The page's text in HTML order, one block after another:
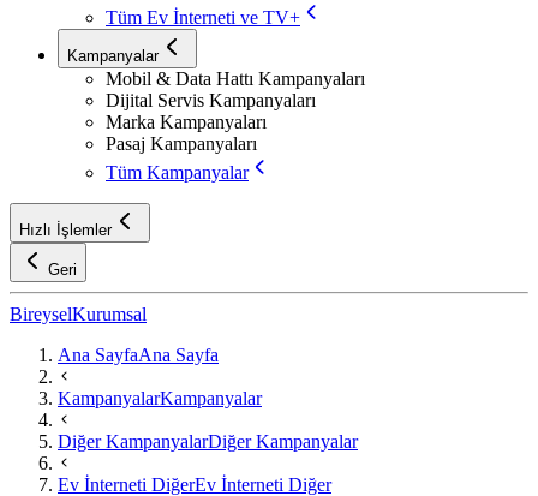
Tüm Ev İnterneti ve TV+
Kampanyalar
Mobil & Data Hattı Kampanyaları
Dijital Servis Kampanyaları
Marka Kampanyaları
Pasaj Kampanyaları
Tüm Kampanyalar
Hızlı İşlemler
Geri
BireyselKurumsal
Ana SayfaAna Sayfa
KampanyalarKampanyalar
Diğer KampanyalarDiğer Kampanyalar
Ev İnterneti DiğerEv İnterneti Diğer